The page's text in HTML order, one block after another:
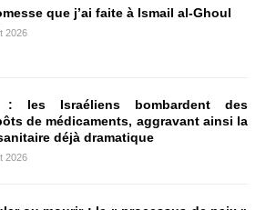
que j’ai faite à Ismail al-Ghoul
2026
: les Israéliens bombardent des
de médicaments, aggravant ainsi la
déjà dramatique
2026